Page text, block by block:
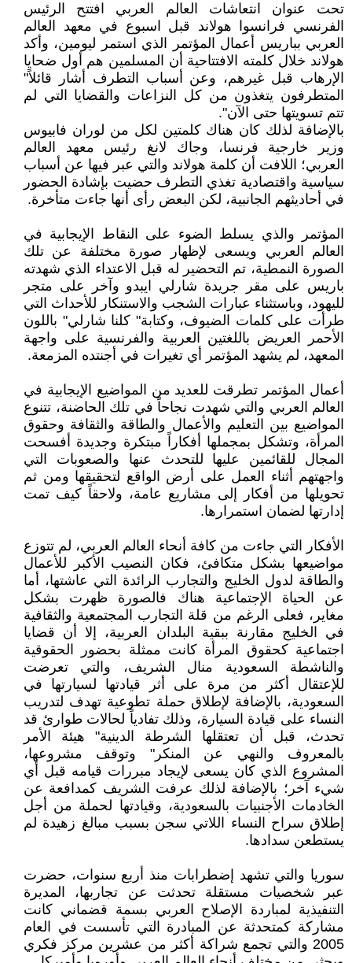
تحت عنوان انتعاشات العالم العربي افتتح الرئيس
الفرنسي فرانسوا هولاند قبل اسبوع في معهد العالم
العربي بباريس أعمال المؤتمر الذي استمر ليومين، وأكد
هولاند خلال كلمته الافتتاحية أن المسلمين هم أول ضحايا
الإرهاب قبل غيرهم، وعن أسباب التطرف أشار قائلاً"
المتطرفون يتغذون من كل النزاعات والقضايا التي لم
تتم تسويتها حتى الآن".
بالإضافة لذلك كان هناك كلمتين لكل من لوران فابيوس
وزير خارجية فرنسا، وجاك لانغ رئيس معهد العالم
العربي؛ اللافت أن كلمة هولاند والتي عبر فيها عن أسباب
سياسية واقتصادية تغذي التطرف حضيت بإشادة الحضور
في أحاديثهم الجانبية، لكن البعض رأى أنها جاءت متأخرة.
المؤتمر والذي يسلط الضوء على النقاط الإيجابية في
العالم العربي ويسعى لإظهار صورة مختلفة عن تلك
الصورة النمطية، تم التحضير له قبل الاعتداء الذي شهدته
باريس على مقر جريدة شارلي ايبدو وآخر على متجر
لليهود، وباستثناء عبارات الشجب والاستنكار للأحداث التي
طرأت على كلمات الضيوف، وكتابة" كلنا شارلي" باللون
الأحمر العريض باللغتين العربية والفرنسية على واجهة
المعهد، لم يشهد المؤتمر أي تغيرات في أجنتده المزمعة.
أعمال المؤتمر تطرقت للعديد من المواضيع الإيجابية في
العالم العربي والتي شهدت نجاحاً في تلك الحاضنة، تتنوع
المواضيع بين التعليم والأعمال والطاقة والثقافة وحقوق
المرأة، وتشكل بمجملها أفكاراً مبتكرة وجديدة أفسحت
المجال للقائمين عليها للتحدث عنها والصعوبات التي
واجهتهم أثناء العمل على أرض الواقع لتحقيقها ومن ثم
تحويلها من أفكار إلى مشاريع عامة، ولاحقاً كيف تمت
إدارتها لضمان استمرارها.
الأفكار التي جاءت من كافة أنحاء العالم العربي، لم تتوزع
مواضيعها بشكل متكافئ، فكان النصيب الأكبر للأعمال
والطاقة لدول الخليج والتجارب الرائدة التي عاشتها، أما
عن الحياة الإجتماعية هناك فالصورة ظهرت بشكل
مغاير، فعلى الرغم من قلة التجارب المجتمعية والثقافية
في الخليج مقارنة ببقية البلدان العربية، إلا أن قضايا
اجتماعية كحقوق المرأة كانت ممثلة بحضور الحقوقية
والناشطة السعودية منال الشريف، والتي تعرضت
للإعتقال أكثر من مرة على أثر قيادتها لسيارتها في
السعودية، بالإضافة لإطلاق حملة تطوعية تهدف لتدريب
النساء على قيادة السيارة، وذلك تفادياً لحالات طوارئ قد
تحدث، قبل أن تعتقلها الشرطة الدينية" هيئة الأمر
بالمعروف والنهي عن المنكر" وتوقف مشروعها،
المشروع الذي كان يسعى لإيجاد مبررات قيامه قبل أي
شيء آخر؛ بالإضافة لذلك عرفت الشريف كمدافعة عن
الخادمات الأجنبيات بالسعودية، وقيادتها لحملة من أجل
إطلاق سراح النساء اللاتي سجن بسبب مبالغ زهيدة لم
يستطعن سدادها.
سوريا والتي تشهد إضطرابات منذ أربع سنوات، حضرت
عبر شخصيات مستقلة تحدثت عن تجاربها، المديرة
التنفيذية لمباردة الإصلاح العربي بسمة قضماني كانت
مشاركة كمتحدثة عن المبادرة التي تأسست في العام
2005 والتي تجمع شراكة أكثر من عشرين مركز فكري